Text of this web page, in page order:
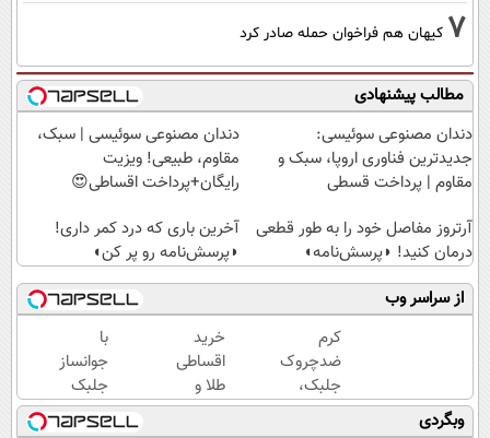
7 کیهان هم فراخوان حمله صادر کرد
مطالب پیشنهادی
دندان مصنوعی سوئیسی:
جدیدترین فناوری اروپا، سبک و
مقاوم | پرداخت قسطی
دندان مصنوعی سوئیسی | سبک،
مقاوم، طبیعی! ویزیت
رایگان+پرداخت اقساطی😍
آرتروز مفاصل خود را به طور قطعی
درمان کنید! ◗پرسش‌نامه◖
آخرین باری که درد کمر داری!
◗پرسش‌نامه رو پر کن◖
از سراسر وب
کرم
ضدچروک
جلبک،
جوانسازی
خرید
اقساطی
طلا و
گوشی
با
جوانساز
جلبک
عید
وبگردی